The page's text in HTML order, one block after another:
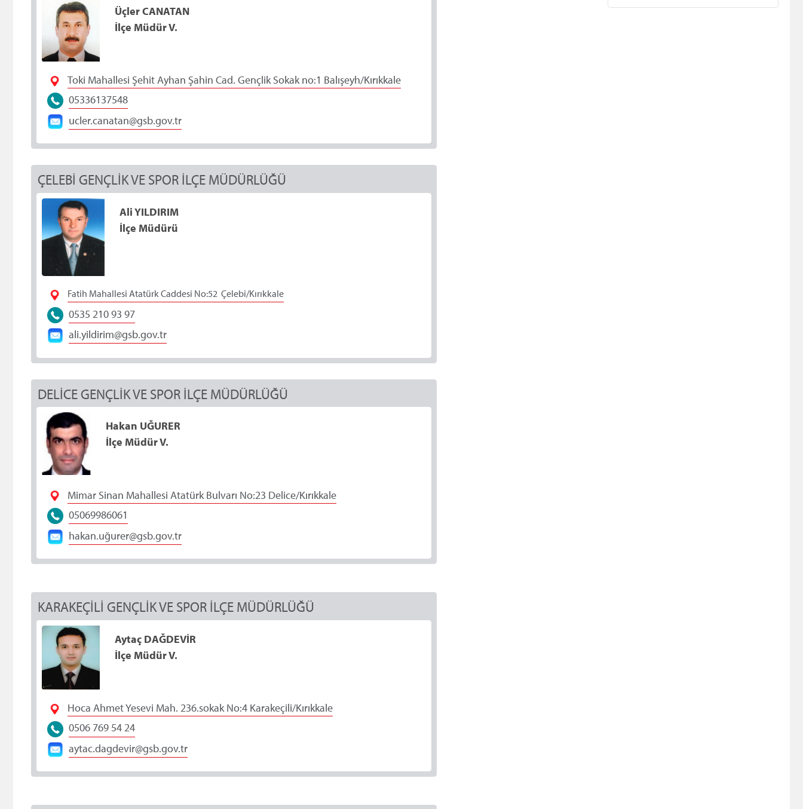
Üçler CANATAN
İlçe Müdür V.
Toki Mahallesi Şehit Ayhan Şahin Cad. Gençlik Sokak no:1 Balışeyh/Kırıkkale
05336137548
ucler.canatan@gsb.gov.tr
ÇELEBİ GENÇLİK VE SPOR İLÇE MÜDÜRLÜĞÜ
Ali YILDIRIM
İlçe Müdürü
Fatih Mahallesi Atatürk Caddesi No:52 Çelebi/Kırıkkale
0535 210 93 97
ali.yildirim@gsb.gov.tr
DELİCE GENÇLİK VE SPOR İLÇE MÜDÜRLÜĞÜ
Hakan UĞURER
İlçe Müdür V.
Mimar Sinan Mahallesi Atatürk Bulvarı No:23 Delice/Kırıkkale
05069986061
hakan.uğurer@gsb.gov.tr
KARAKEÇİLİ GENÇLİK VE SPOR İLÇE MÜDÜRLÜĞÜ
Aytaç DAĞDEVİR
İlçe Müdür V.
Hoca Ahmet Yesevi Mah. 236.sokak No:4 Karakeçili/Kırıkkale
0506 769 54 24
aytac.dagdevir@gsb.gov.tr